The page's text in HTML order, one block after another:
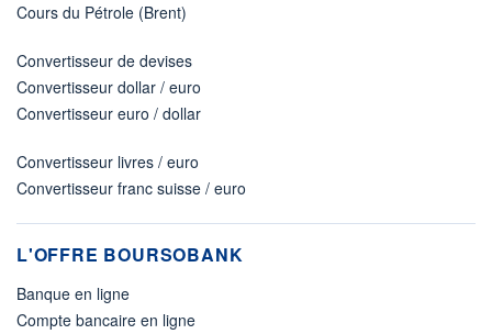
Cours du Pétrole (Brent)
Convertisseur de devises
Convertisseur dollar / euro
Convertisseur euro / dollar
Convertisseur livres / euro
Convertisseur franc suisse / euro
L'OFFRE BOURSOBANK
Banque en ligne
Compte bancaire en ligne